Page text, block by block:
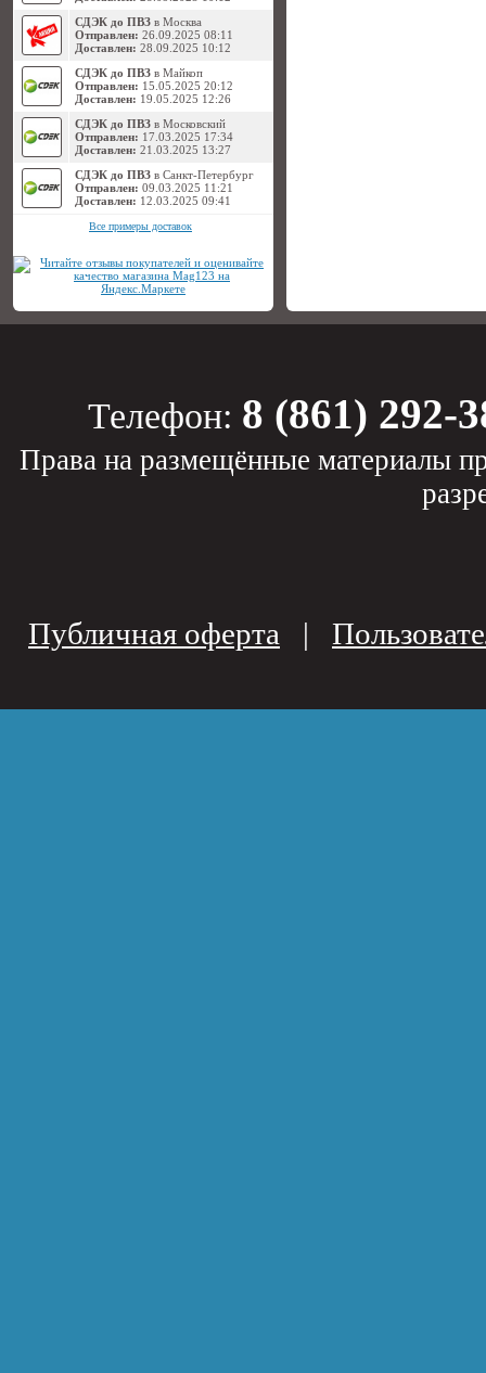
СДЭК до ПВЗ в Москва
Отправлен: 26.09.2025 08:11
Доставлен: 28.09.2025 10:12
СДЭК до ПВЗ в Майкоп
Отправлен: 15.05.2025 20:12
Доставлен: 19.05.2025 12:26
СДЭК до ПВЗ в Московский
Отправлен: 17.03.2025 17:34
Доставлен: 21.03.2025 13:27
СДЭК до ПВЗ в Санкт-Петербург
Отправлен: 09.03.2025 11:21
Доставлен: 12.03.2025 09:41
Все примеры доставок
Телефон: 8 (861) 292-
Права на размещённые материалы
Публичная оферта |